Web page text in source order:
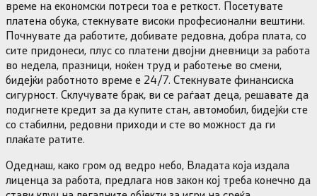
време на економски потреси тоа е реткост. Посетувате
платена обука, стекнувате високи професионални вештини.
Почнувате да работите, добивате редовна, добра плата, со
сите придонеси, плус со платени двојни дневници за работа
во недела, празници, ноќен труд и работење во смени,
бидејќи работното време е 24/7. Стекнувате финансиска
сигурност. Склучувате брак, ви се раѓаат деца, решавате да
подигнете кредит за да купите стан, автомобил, бидејќи сте
со стабилни, редовни приходи и сте во можност да ги
плаќате ратите.
Одеднаш, како гром од ведро небо, Владата која издала
лиценца за работа, предлага нов закон кој треба конечно да